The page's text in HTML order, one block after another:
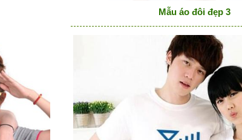
Mẫu áo đôi đẹp 3